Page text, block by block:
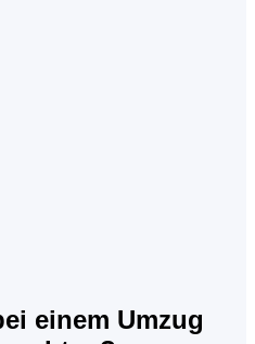
einem Umzug